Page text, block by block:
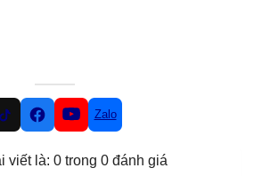
Zalo
viết là: 0 trong 0 đánh giá